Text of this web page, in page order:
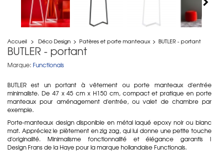
Accueil > Déco Design > Patères et porte manteaux > BUTLER - portant
BUTLER - portant
Marque: Functionals
BUTLER est un portant à vêtement ou porte manteaux d'entrée
minimaliste. De 47 x 45 cm x H150 cm, compact et pratique en porte
manteaux pour aménagement d'entrée, ou valet de chambre par
exemple.
Porte-manteaux design disponible en métal laqué epoxy noir ou blanc
mat. Appréciez le piètement en zig zag, qui lui donne une petite touche
d'originalité. Minimalisme fonctionnalité et élégance garantis !
Design Frans de la Haye pour la marque hollandaise Functionals.